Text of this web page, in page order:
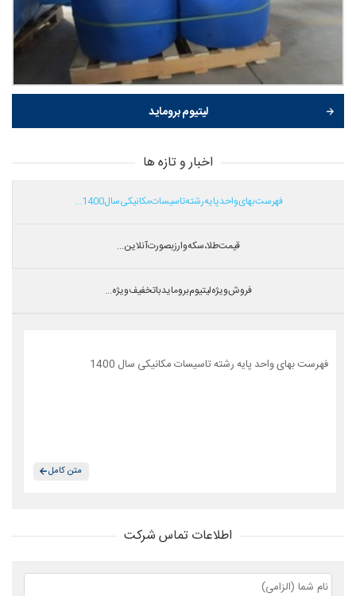
لیتیوم بروماید
اخبار و تازه ها
فهرست بهای واحد پایه رشته تاسیسات مکانیکی سال 1400...
قیمت طلا،سکه و ارز بصورت آنلاین...
فروش ویژه لیتیوم بروماید با تخفیف ویژه...
فهرست بهای واحد پایه رشته تاسیسات مکانیکی سال 1400
متن کامل
اطلاعات تماس شرکت